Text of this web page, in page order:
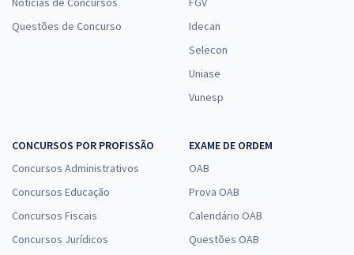
Questões de Concurso
Idecan
Selecon
Uniase
Vunesp
CONCURSOS POR PROFISSÃO
Concursos Administrativos
Concursos Educação
Concursos Fiscais
Concursos Jurídicos
EXAME DE ORDEM
OAB
Prova OAB
Calendário OAB
Questões OAB